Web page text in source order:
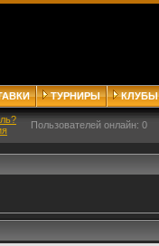
ТУРНИРЫ КЛУБЫ
Пользователей онлайн: 0